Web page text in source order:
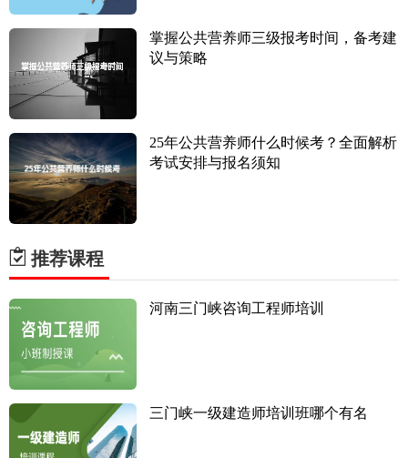
掌握公共营养师三级报考时间，备考建
议与策略
25年公共营养师什么时候考？全面解析
考试安排与报名须知
推荐课程
河南三门峡咨询工程师培训
三门峡一级建造师培训班哪个有名